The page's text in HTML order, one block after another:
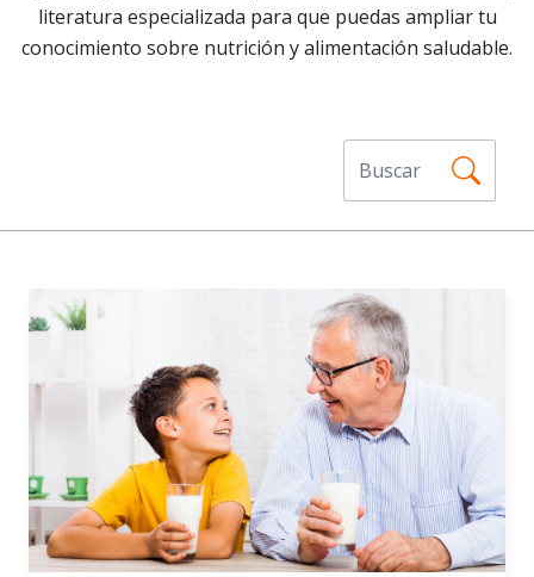
literatura especializada para que puedas ampliar tu
conocimiento sobre nutrición y alimentación saludable.